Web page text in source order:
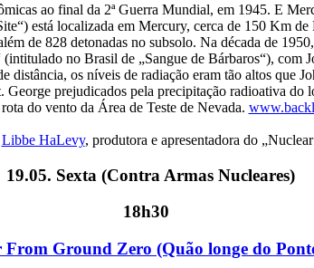
ao final da 2ª Guerra Mundial, em 1945. E
está localizada em Mercury, cerca de 150 Km
de 828 detonadas no subsolo. Na década de
no Brasil de „Sangue de Bárbaros“),
os níveis de radiação eram tão altos que
prejudicados pela precipitação radioativa
do vento da Área de Teste de Nevada.
Libbe HaLevy, produtora e apresentadora do
19.05. Sexta (Contra Armas Nucleares)
18h30
Ground Zero (Quão longe do